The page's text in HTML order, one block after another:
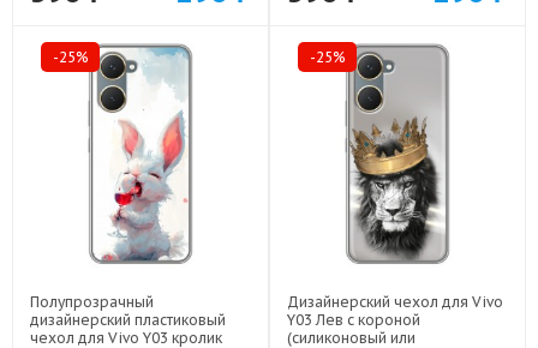
-25%
Полупрозрачный
дизайнерский пластиковый
чехол для Vivo Y03 кролик
-25%
Дизайнерский чехол для Vivo
Y03 Лев с короной
(силиконовый или